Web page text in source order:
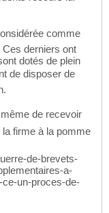
comme
derniers ont
dotés de plein
de disposer de
même de recevoir
la firme à la pomme
de-brevets-
a-
un-proces-de-